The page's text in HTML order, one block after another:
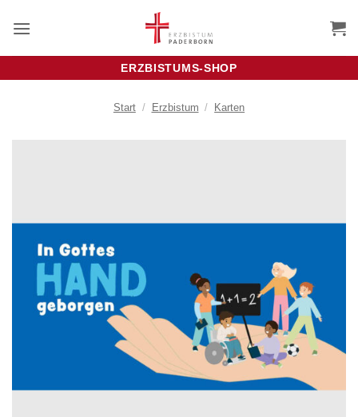
Inhalt
ERZBISTUMS-SHOP
Start / Erzbistum / Karten